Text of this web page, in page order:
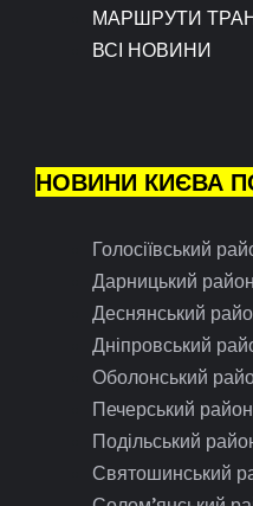
МАРШРУТИ
ВСІ НОВИНИ
НОВИНИ КИЄВА
Голосіївський
Дарницький район
Деснянський
Дніпровський
Оболонський
Печерський район
Подільський
Святошинський